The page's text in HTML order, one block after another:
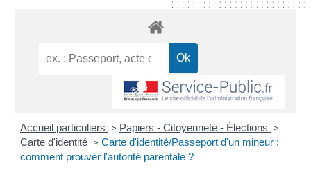
Accueil particuliers > Papiers - Citoyenneté - Élections >
Carte d'identité > Carte d'identité/Passeport d'un mineur :
comment prouver l'autorité parentale ?